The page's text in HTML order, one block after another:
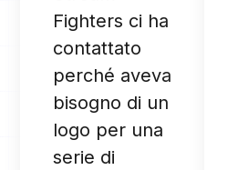
Fighters ci ha
contattato
perché aveva
bisogno di un
logo per una
serie di